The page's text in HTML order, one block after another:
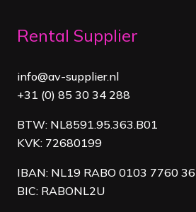
Rental Supplier
info@av-supplier.nl
+31 (0) 85 30 34 288
BTW: NL8591.95.363.B01
KVK: 72680199
IBAN: NL19 RABO 0103 7760 36
BIC: RABONL2U